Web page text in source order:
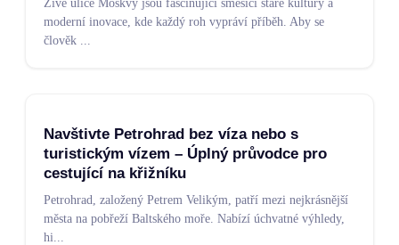
Živé ulice Moskvy jsou fascinující směsicí staré kultury a
moderní inovace, kde každý roh vypráví příběh. Aby se
člověk
Navštivte Petrohrad bez víza nebo s
turistickým vízem – Úplný průvodce pro
cestující na křižníku
Petrohrad, založený Petrem Velikým, patří mezi nejkrásnější
města na pobřeží Baltského moře. Nabízí úchvatné výhledy,
hi